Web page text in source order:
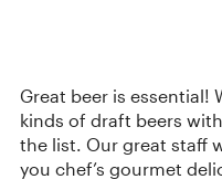
Great beer is essential!
kinds of draft beers
the list. Our great staff
you chef’s gourmet